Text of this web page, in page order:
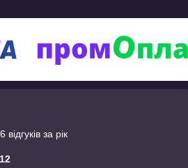
Деревообробний 5, Київ.
за рік